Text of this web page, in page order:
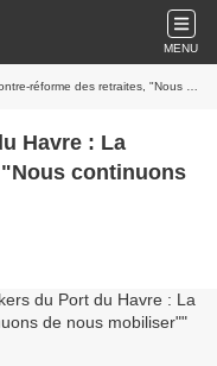
MENU
"Nous continuons de nous mobiliser"
Havre : La
continuons